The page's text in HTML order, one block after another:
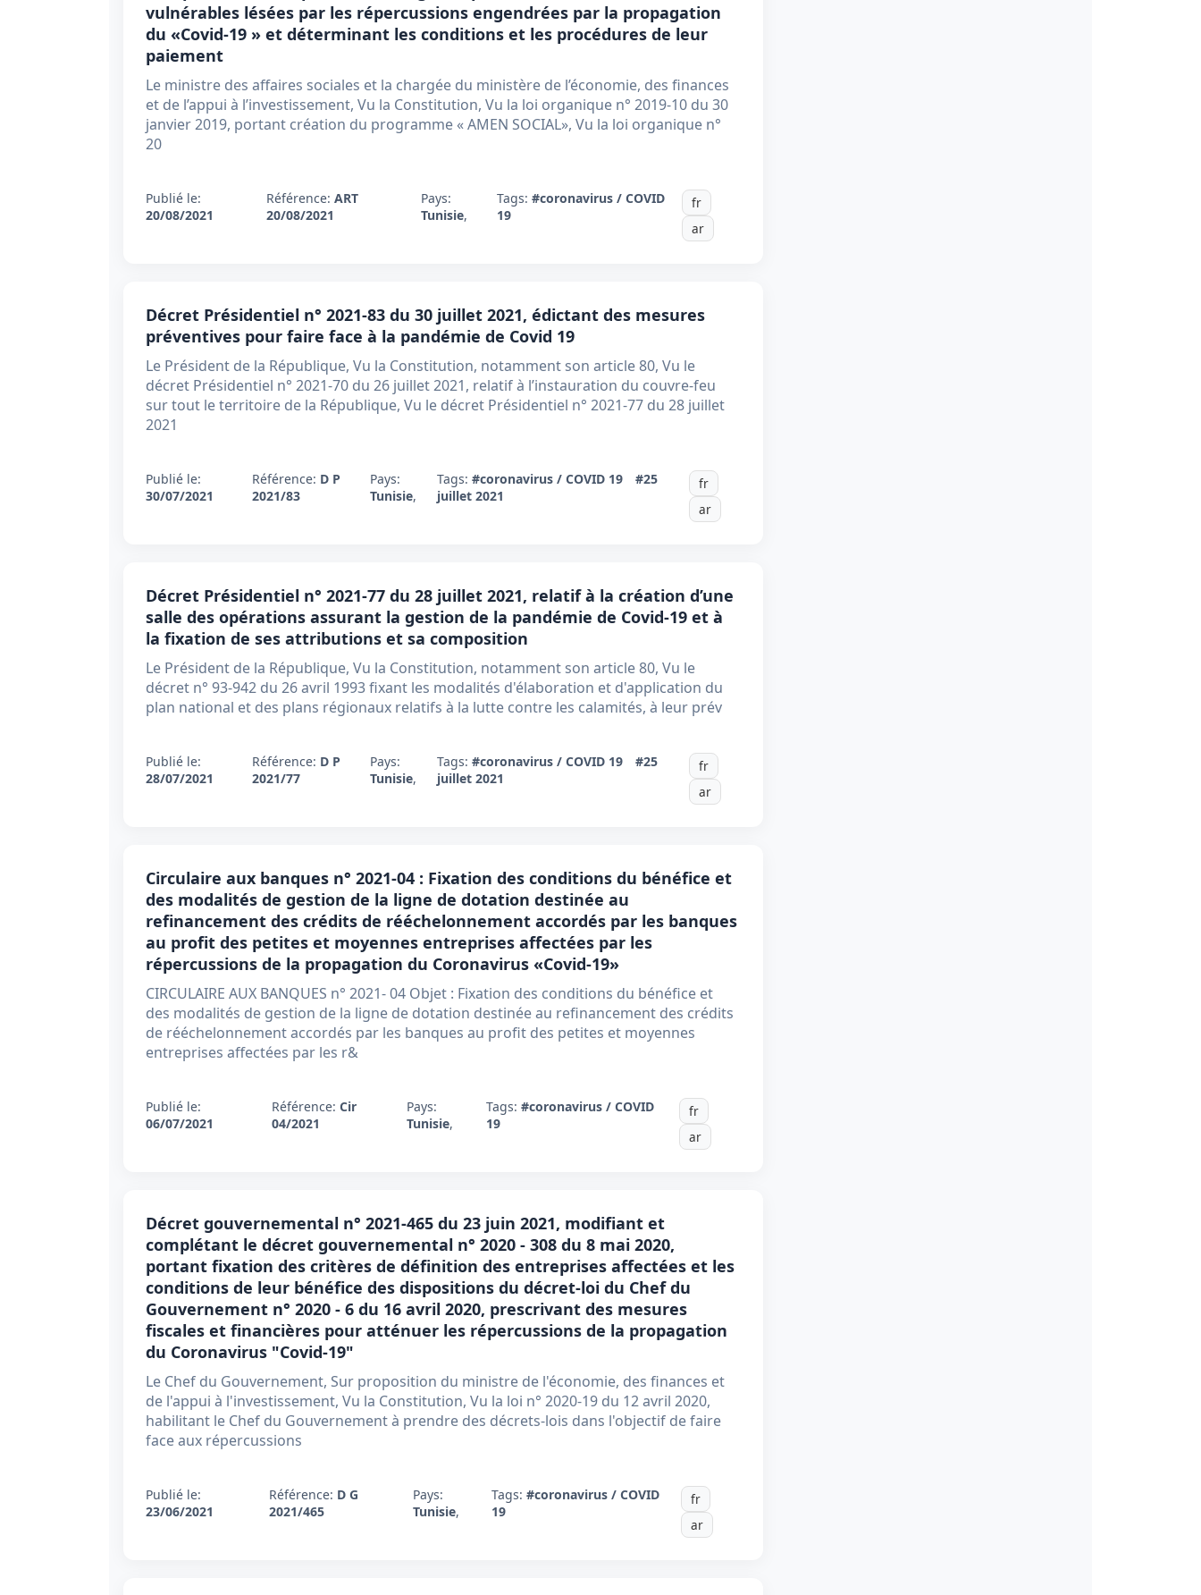
vulnérables lésées par les répercussions engendrées par la propagation
du «Covid-19 » et déterminant les conditions et les procédures de leur
paiement
Le ministre des affaires sociales et la chargée du ministère de l’économie, des finances
et de l’appui à l’investissement, Vu la Constitution, Vu la loi organique n° 2019-10 du 30
janvier 2019, portant création du programme « AMEN SOCIAL», Vu la loi organique n°
20
Publié le:
20/08/2021
Référence: ART
20/08/2021
Pays:
Tunisie,
Tags:#coronavirus / COVID
19
fr
ar
Décret Présidentiel n° 2021-83 du 30 juillet 2021, édictant des mesures
préventives pour faire face à la pandémie de Covid 19
Le Président de la République, Vu la Constitution, notamment son article 80, Vu le
décret Présidentiel n° 2021-70 du 26 juillet 2021, relatif à l’instauration du couvre-feu
sur tout le territoire de la République, Vu le décret Présidentiel n° 2021-77 du 28 juillet
2021
Publié le:
30/07/2021
Référence: D P
2021/83
Pays:
Tunisie,
Tags:#coronavirus / COVID 19
#25
juillet 2021
fr
ar
Décret Présidentiel n° 2021-77 du 28 juillet 2021, relatif à la création d’une
salle des opérations assurant la gestion de la pandémie de Covid-19 et à
la fixation de ses attributions et sa composition
Le Président de la République, Vu la Constitution, notamment son article 80, Vu le
décret n° 93-942 du 26 avril 1993 fixant les modalités d'élaboration et d'application du
plan national et des plans régionaux relatifs à la lutte contre les calamités, à leur prév
Publié le:
28/07/2021
Référence: D P
2021/77
Pays:
Tunisie,
Tags:#coronavirus / COVID 19
#25
juillet 2021
fr
ar
Circulaire aux banques n° 2021-04 : Fixation des conditions du bénéfice et
des modalités de gestion de la ligne de dotation destinée au
refinancement des crédits de rééchelonnement accordés par les banques
au profit des petites et moyennes entreprises affectées par les
répercussions de la propagation du Coronavirus «Covid-19»
CIRCULAIRE AUX BANQUES n° 2021- 04 Objet : Fixation des conditions du bénéfice et
des modalités de gestion de la ligne de dotation destinée au refinancement des crédits
de rééchelonnement accordés par les banques au profit des petites et moyennes
entreprises affectées par les r&
Publié le:
06/07/2021
Référence: Cir
04/2021
Pays:
Tunisie,
Tags:#coronavirus / COVID
19
fr
ar
Décret gouvernemental n° 2021-465 du 23 juin 2021, modifiant et
complétant le décret gouvernemental n° 2020 - 308 du 8 mai 2020,
portant fixation des critères de définition des entreprises affectées et les
conditions de leur bénéfice des dispositions du décret-loi du Chef du
Gouvernement n° 2020 - 6 du 16 avril 2020, prescrivant des mesures
fiscales et financières pour atténuer les répercussions de la propagation
du Coronavirus "Covid-19"
Le Chef du Gouvernement, Sur proposition du ministre de l'économie, des finances et
de l'appui à l'investissement, Vu la Constitution, Vu la loi n° 2020-19 du 12 avril 2020,
habilitant le Chef du Gouvernement à prendre des décrets-lois dans l'objectif de faire
face aux répercussions
Publié le:
23/06/2021
Référence: D G
2021/465
Pays:
Tunisie,
Tags: #coronavirus / COVID
19
fr
ar